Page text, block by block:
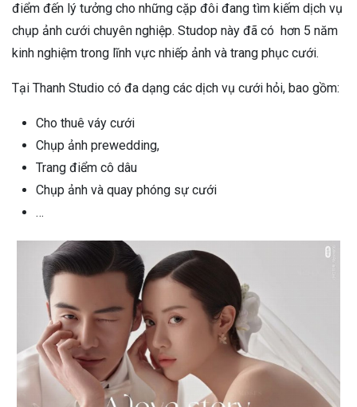
điểm đến lý tưởng cho những cặp đôi đang tìm kiếm dịch vụ
chụp ảnh cưới chuyên nghiệp. Studop này đã có hơn 5 năm
kinh nghiệm trong lĩnh vực nhiếp ảnh và trang phục cưới.
Tại Thanh Studio có đa dạng các dịch vụ cưới hỏi, bao gồm:
Cho thuê váy cưới
Chụp ảnh prewedding,
Trang điểm cô dâu
Chụp ảnh và quay phóng sự cưới
…